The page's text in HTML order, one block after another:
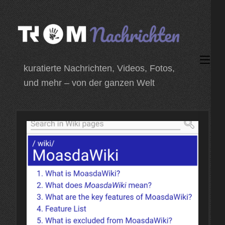
Zum
Inhalt
springen
drücken)
kuratierte Nachrichten, Videos, Fotos,
und mehr – von der ganzen Welt